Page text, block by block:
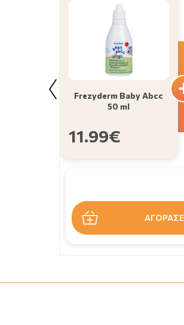
Frezyderm Baby Abcc
50 ml
11.99€
ΑΓΟΡΑΣΕ